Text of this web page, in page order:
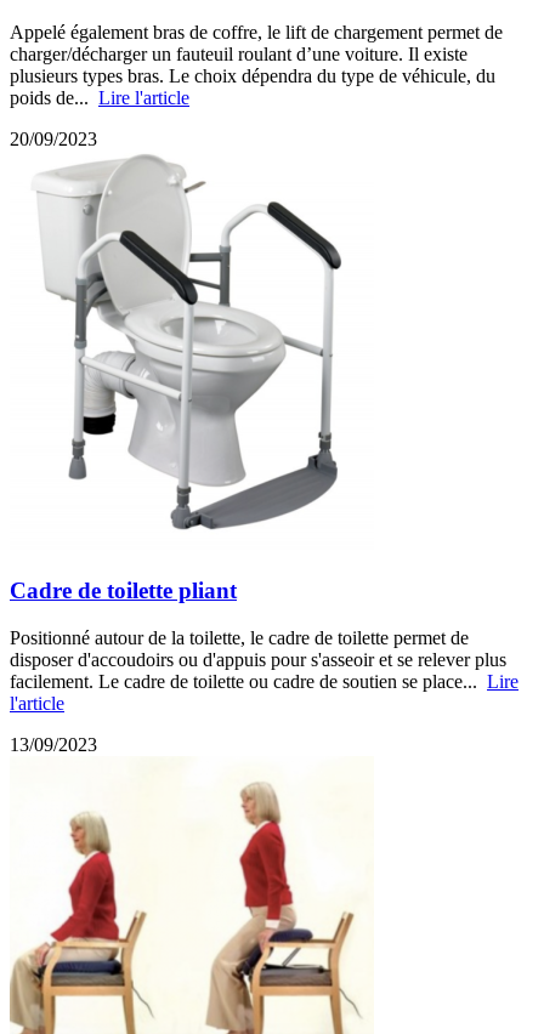
Appelé également bras de coffre, le lift de chargement permet de
charger/décharger un fauteuil roulant d’une voiture. Il existe
plusieurs types bras. Le choix dépendra du type de véhicule, du
poids de... Lire l'article
20/09/2023
Cadre de toilette pliant
Positionné autour de la toilette, le cadre de toilette permet de
disposer d'accoudoirs ou d'appuis pour s'asseoir et se relever plus
facilement. Le cadre de toilette ou cadre de soutien se place... Lire
l'article
13/09/2023